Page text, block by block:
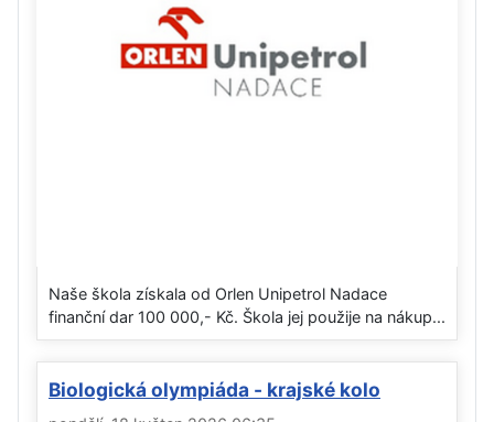
Naše škola získala od Orlen Unipetrol Nadace
finanční dar 100 000,- Kč. Škola jej použije na nákup...
Biologická olympiáda - krajské kolo